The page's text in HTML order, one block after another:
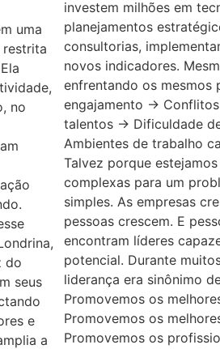
uma
no
do
seus
e
a
investem milhões em
planejamentos
consultorias,
novos indicadores.
enfrentando os mesmos
engajamento →
talentos → Dificuldade
Ambientes de trabalho
Talvez porque
complexas para um
simples. As empresas
pessoas crescem. E
encontram líderes
potencial. Durante
liderança era sinônimo
Promovemos os
Promovemos os
Promovemos os